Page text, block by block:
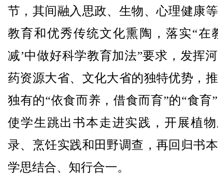
节，其间融入思政、生物、心理健康
教育和优秀传统文化熏陶，落实“在
减’中做好科学教育加法”要求，发挥
药资源大省、文化大省的独特优势，
独有的“依食而养，借食而育”的“食育
使学生跳出书本走进实践，开展植
录、烹饪实践和田野调查，再回归书
学思结合、知行合一。